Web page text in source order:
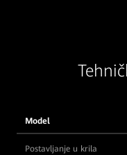
Model
Postavljanje u krila